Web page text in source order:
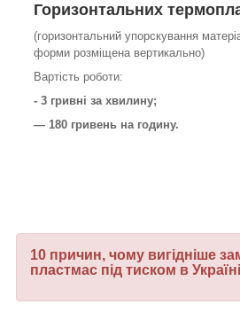
Горизонтальних
(горизонтальний упорскування
форми розміщена вертикально)
Вартість роботи:
- 3 гривні за хвилину;
— 180 гривень на годину.
10 причин, чому вигідніше
пластмас під тиском в